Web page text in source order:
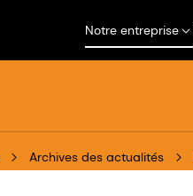
Notre entreprise
Archives des actualités